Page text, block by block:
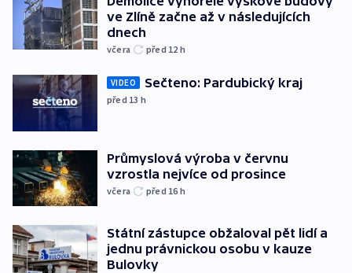
ve Zlíně začne až v následujících
dnech
včera před 12 h
VIDEO Sečteno: Pardubický kraj
před 13 h
Průmyslová výroba v červnu
vzrostla nejvíce od prosince
včera před 16 h
Státní zástupce obžaloval pět lidí a
jednu právnickou osobu v kauze
Bulovky